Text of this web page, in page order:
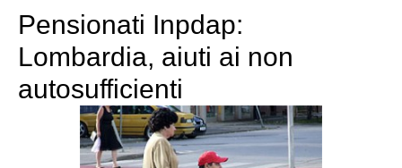
Pensionati Inpdap:
Lombardia, aiuti ai non
autosufficienti